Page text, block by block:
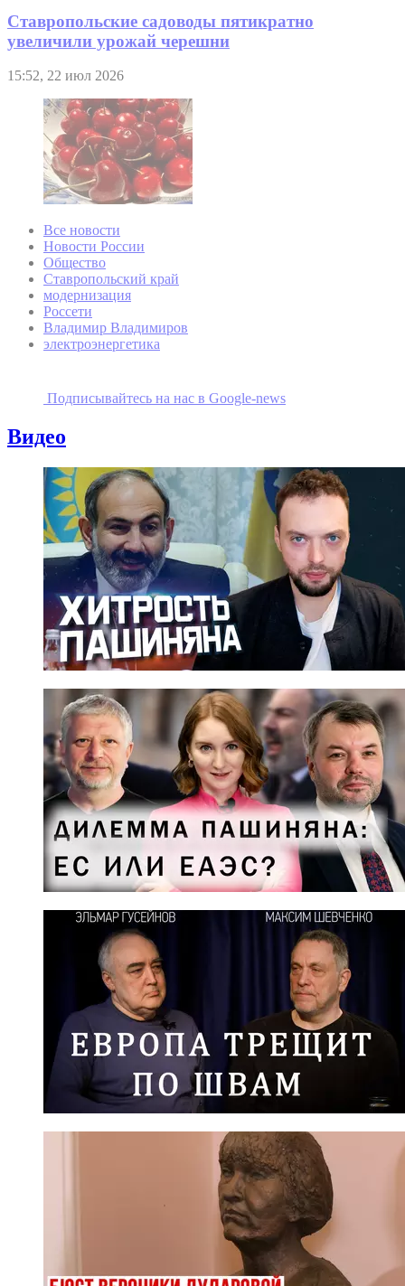
Ставропольские садоводы пятикратно
увеличили урожай черешни
15:52, 22 июл 2026
Все новости
Новости России
Общество
Ставропольский край
модернизация
Россети
Владимир Владимиров
электроэнергетика
Подписывайтесь на наc в Google-news
Видео